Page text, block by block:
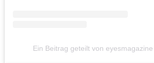
Ein Beitrag geteilt von